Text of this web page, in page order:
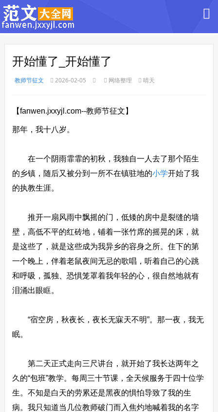
开始懂了_开始懂了
教师节征文 2026-02-05 网络整理 晴天
【fanwen.jxxyjl.com--教师节征文】
那年，我十八岁。
在一个阴雨霏霏的初秋，我独自一人去了那个陌生
的乡镇，随后又被分到一所不在镇驻地的小学开始了我
的执教生涯。
推开一扇风雨中飘摇的门，低矮的房中是裂缝的墙
壁，高低不平的红砖地，铺着一张竹席的摇晃的床，就
是这些了，就是这些成为我异乡的容身之所。住下的第
一个晚上，伴着老鼠夜间无忌的歌唱，听着自己的心跳
和呼吸，孤独、恐惧笼罩着我年轻的心，很自然地就有
泪涌出眼眶。
“宿空房，秋夜长，夜长无寐天不明”。那一夜，我无
眠。
第二天正式走向三尺讲台，就开始了我长达两年之
久的“包班”教学。每周三十节课，全天候服务于四十位学
生。不知是白天的劳累还是黑夜的惧怕导致了我的生
病。我只知道当几位教师破门而入焦灼地喊着我的名字